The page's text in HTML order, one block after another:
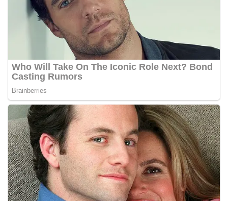
kondusivitas wilayah, khususnya menjelang
perayaan HUT Kemerdekaan RI yang biasanya
diwarnai dengan berbagai kegiatan dan
keramaian warga.‎‎Dengan adanya deteksi dini ini,
diharapkan potensi gangguan keamanan dapat
diantisipasi sejak awal sehingga situasi di
Kelurahan Sunggal tetap terjaga aman, tertib,
dan kondusif hingga puncak perayaan HUT
Kemerdekaan RI berlangsung.‎‎Wujud Kedekatan
Polri dengan Masyarakat‎Kegiatan sambang Door
to Door System ini merupakan salah satu bentuk
implementasi program Polri Presisi yang
mengedepankan kehadiran dan kedekatan
personel Kepolisian dengan masyarakat. Melalui
kegiatan semacam ini, Bhabinkamtibmas tidak
hanya berperan sebagai penyampai informasi
dan imbauan, tetapi juga sebagai mitra
masyarakat dalam menjaga keamanan lingkungan
secara bersama-sama.‎‎Kehadiran